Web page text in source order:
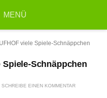
MENÜ
nach:
viele Spiele-Schnäppchen
Spiele-Schnäppchen
SCHREIBE EINEN KOMMENTAR